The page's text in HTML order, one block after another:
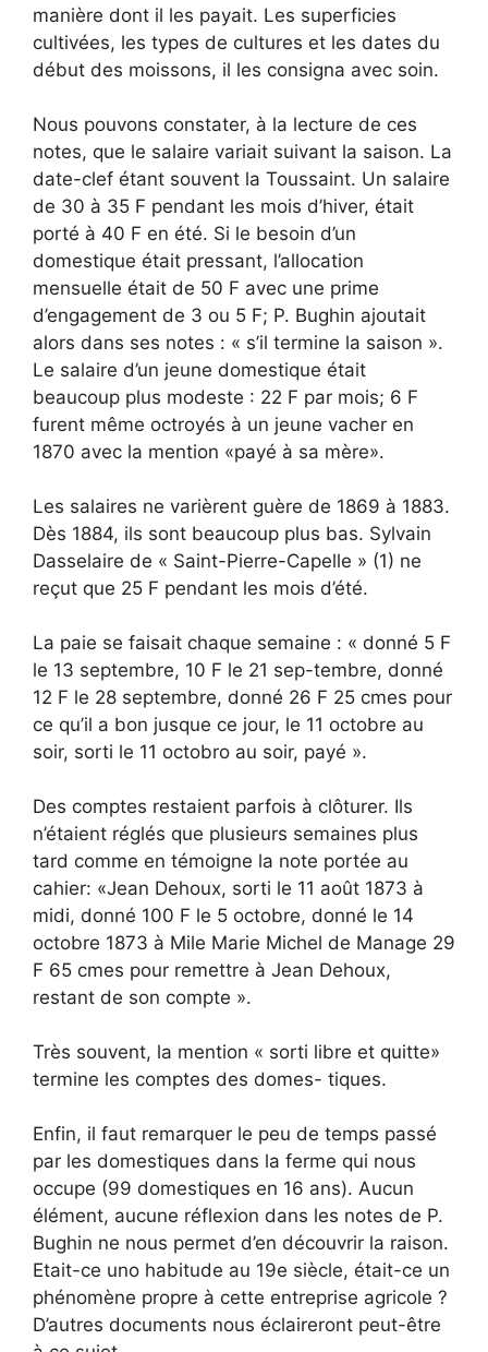
manière dont il les payait. Les superficies
cultivées, les types de cultures et les dates du
début des moissons, il les consigna avec soin.
Nous pouvons constater, à la lecture de ces
notes, que le salaire variait suivant la saison. La
date-clef étant souvent la Toussaint. Un salaire
de 30 à 35 F pendant les mois d’hiver, était
porté à 40 F en été. Si le besoin d’un
domestique était pressant, l’allocation
mensuelle était de 50 F avec une prime
d’engagement de 3 ou 5 F; P. Bughin ajoutait
alors dans ses notes : « s’il termine la saison ».
Le salaire d’un jeune domestique était
beaucoup plus modeste : 22 F par mois; 6 F
furent même octroyés à un jeune vacher en
1870 avec la mention «payé à sa mère».
Les salaires ne varièrent guère de 1869 à 1883.
Dès 1884, ils sont beaucoup plus bas. Sylvain
Dasselaire de « Saint-Pierre-Capelle » (1) ne
reçut que 25 F pendant les mois d’été.
La paie se faisait chaque semaine : « donné 5 F
le 13 septembre, 10 F le 21 sep-tembre, donné
12 F le 28 septembre, donné 26 F 25 cmes pour
ce qu’il a bon jusque ce jour, le 11 octobre au
soir, sorti le 11 octobro au soir, payé ».
Des comptes restaient parfois à clôturer. Ils
n’étaient réglés que plusieurs semaines plus
tard comme en témoigne la note portée au
cahier: «Jean Dehoux, sorti le 11 août 1873 à
midi, donné 100 F le 5 octobre, donné le 14
octobre 1873 à Mile Marie Michel de Manage 29
F 65 cmes pour remettre à Jean Dehoux,
restant de son compte ».
Très souvent, la mention « sorti libre et quitte»
termine les comptes des domes- tiques.
Enfin, il faut remarquer le peu de temps passé
par les domestiques dans la ferme qui nous
occupe (99 domestiques en 16 ans). Aucun
élément, aucune réflexion dans les notes de P.
Bughin ne nous permet d’en découvrir la raison.
Etait-ce uno habitude au 19e siècle, était-ce un
phénomène propre à cette entreprise agricole ?
D’autres documents nous éclaireront peut-être